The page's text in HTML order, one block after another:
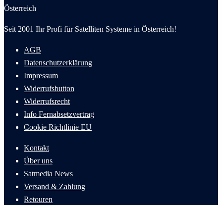
Österreich
Seit 2001 Ihr Profi für Satelliten Systeme in Österreich!
AGB
Datenschutzerklärung
Impressum
Widerrufsbutton
Widerrufsrecht
Info Fernabsetzvertrag
Cookie Richtlinie EU
Kontakt
Über uns
Satmedia News
Versand & Zahlung
Retouren